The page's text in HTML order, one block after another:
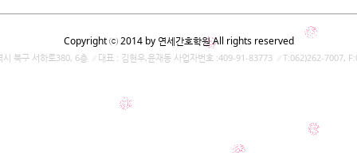
Copyright ⓒ 2014 by 연세간호학원 All rights reserved
시 북구 서하로380, 6층 ∥대표 : 김현우,윤재동 사업자번호 :409-91-83773 ∥T:062)262-7007,